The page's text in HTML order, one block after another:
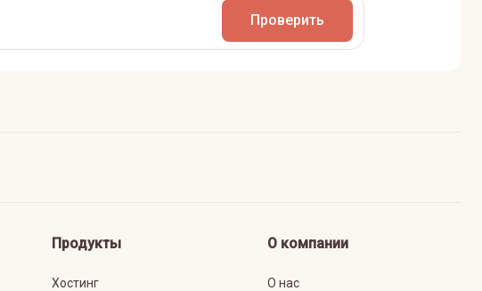
Проверить
Продукты
Хостинг
О компании
О нас